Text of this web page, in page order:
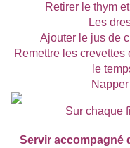
Retirer le thym
Les
Ajouter le jus de
Remettre les
le
Sur chaque
Servir accompagné